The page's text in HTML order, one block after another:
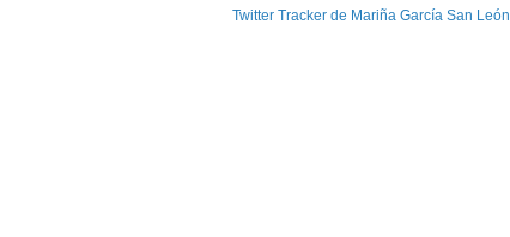
Twitter Tracker de Mariña García San León